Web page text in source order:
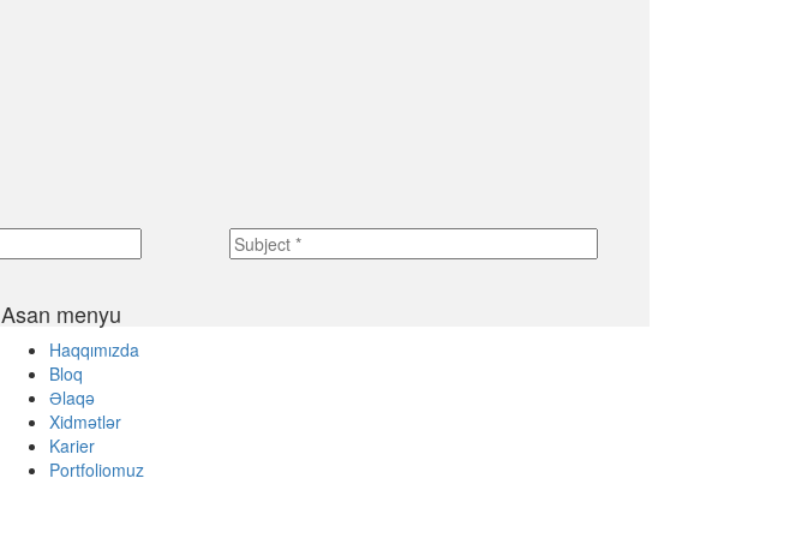
Asan menyu
Haqqımızda
Bloq
Əlaqə
Xidmətlər
Karier
Portfoliomuz